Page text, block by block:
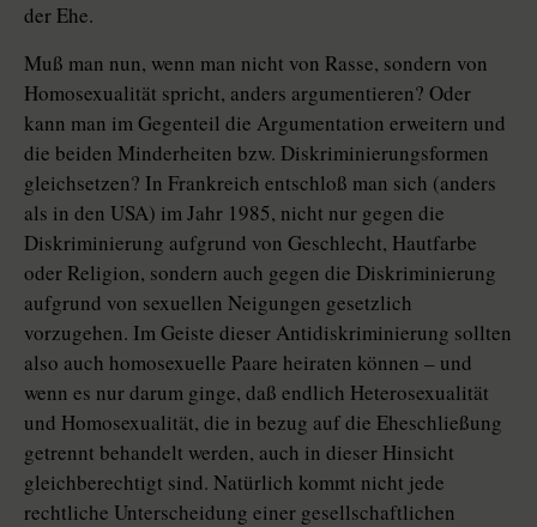
der Ehe.
Muß man nun, wenn man nicht von Rasse, sondern von
Homosexualität spricht, anders argumentieren? Oder
kann man im Gegenteil die Argumentation erweitern und
die beiden Minderheiten bzw. Diskriminierungsformen
gleichsetzen? In Frankreich entschloß man sich (anders
als in den USA) im Jahr 1985, nicht nur gegen die
Diskriminierung aufgrund von Geschlecht, Hautfarbe
oder Religion, sondern auch gegen die Diskriminierung
aufgrund von sexuellen Neigungen gesetzlich
vorzugehen. Im Geiste dieser Antidiskriminierung sollten
also auch homosexuelle Paare heiraten können – und
wenn es nur darum ginge, daß endlich Heterosexualität
und Homosexualität, die in bezug auf die Eheschließung
getrennt behandelt werden, auch in dieser Hinsicht
gleichberechtigt sind. Natürlich kommt nicht jede
rechtliche Unterscheidung einer gesellschaftlichen